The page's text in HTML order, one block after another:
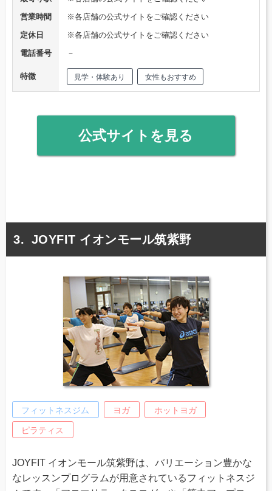
営業時間
※各店舗の公式サイトをご確認ください
定休日
※各店舗の公式サイトをご確認ください
電話番号
－
特徴 見学・体験あり 女性もおすすめ
公式サイトを見る
JOYFIT イオンモール筑紫野
フィットネスジム ヨガ ホットヨガ
ピラティス
JOYFIT イオンモール筑紫野は、バリエーション豊かな
なレッスンプログラムが用意されているフィットネスジ